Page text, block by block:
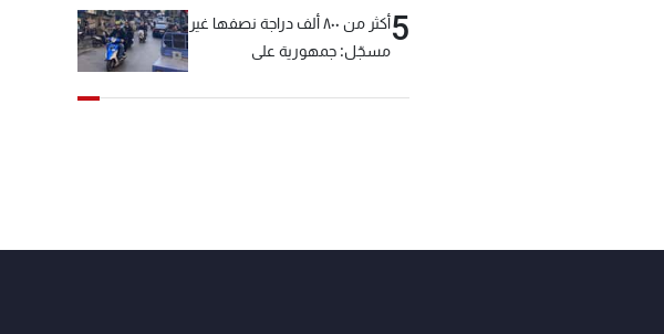
5
أكثر من ٨٠٠ ألف دراجة نصفها غير
مسجّل: جمهورية على